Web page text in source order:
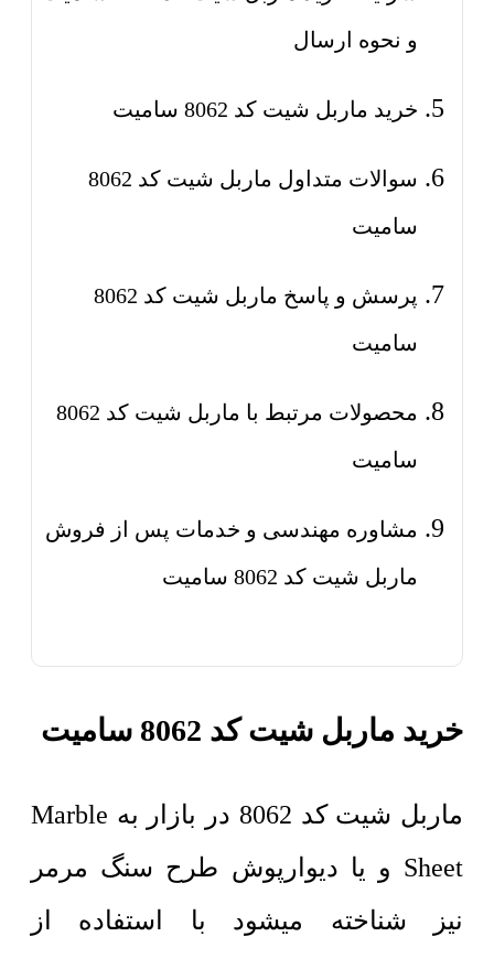
و نحوه ارسال
خرید ماربل شیت کد 8062 سامیت
سوالات متداول ماربل شیت کد 8062
سامیت
پرسش و پاسخ ماربل شیت کد 8062
سامیت
محصولات مرتبط با ماربل شیت کد 8062
سامیت
مشاوره مهندسی و خدمات پس از فروش
ماربل شیت کد 8062 سامیت
خرید ماربل شیت کد 8062 سامیت
ماربل شیت کد 8062 در بازار به Marble
Sheet و یا دیوارپوش طرح سنگ مرمر
نیز شناخته میشود با استفاده از